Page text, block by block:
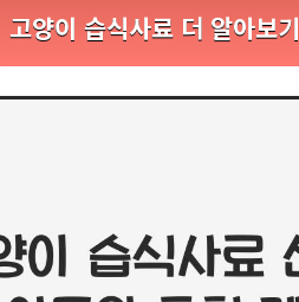
고양이 습식사료 더 알아보기